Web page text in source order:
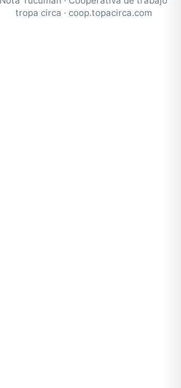
tropa circa · coop.topacirca.com